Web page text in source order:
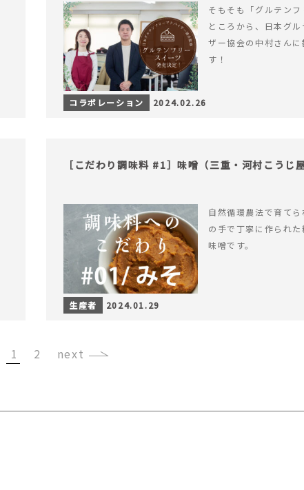
そもそも「グルテン
ところから、日本グ
ザー協会の中村さんに
す！
コラボレーション 2024.02.26
［こだわり調味料 #1］味噌（三重・河村こうじ屋
自然循環農法で育て
の手で丁寧に作られ
味噌です。
生産者 2024.01.29
1 2 ›